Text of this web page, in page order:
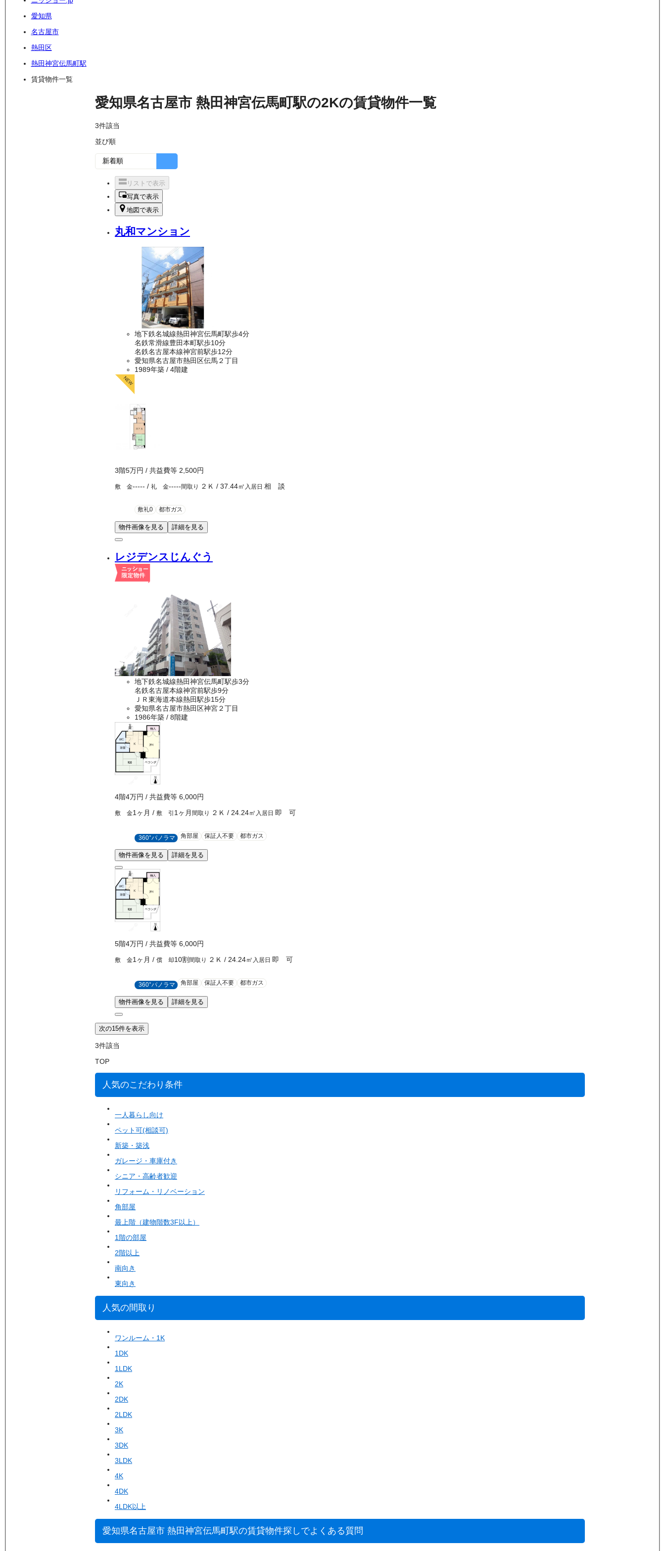
愛知県
名古屋市
熱田区
熱田神宮伝馬町駅
賃貸物件一覧
愛知県名古屋市 熱田神宮伝馬町駅の2Kの賃貸物件一覧
3件該当
並び順
リストで表示
写真で表示
地図で表示
丸和マンション
地下鉄名城線熱田神宮伝馬町駅歩4分
名鉄常滑線豊田本町駅歩10分
名鉄名古屋本線神宮前駅歩12分
愛知県名古屋市熱田区伝馬２丁目
1989年築 / 4階建
3階5万円 / 共益費等 2,500円
敷 金----- / 礼 金-----間取り ２Ｋ / 37.44㎡ 入居日 相 談
敷礼0 都市ガス
物件画像を見る 詳細を見る
レジデンスじんぐう
地下鉄名城線熱田神宮伝馬町駅歩3分
名鉄名古屋本線神宮前駅歩9分
ＪＲ東海道本線熱田駅歩15分
愛知県名古屋市熱田区神宮２丁目
1986年築 / 8階建
4階4万円 / 共益費等 6,000円
敷 金1ヶ月 / 敷 引 1ヶ月 間取り ２Ｋ / 24.24㎡ 入居日 即 可
360°パノラマ 角部屋 保証人不要 都市ガス
物件画像を見る 詳細を見る
5階4万円 / 共益費等 6,000円
敷 金1ヶ月 / 償 却10割 間取り ２Ｋ / 24.24㎡ 入居日 即 可
360°パノラマ 角部屋 保証人不要 都市ガス
物件画像を見る 詳細を見る
次の15件を表示
3件該当
TOP
人気のこだわり条件
一人暮らし向け
ペット可(相談可)
新築・築浅
ガレージ・車庫付き
シニア・高齢者歓迎
リフォーム・リノベーション
角部屋
最上階（建物階数3F以上）
1階の部屋
2階以上
南向き
東向き
人気の間取り
ワンルーム・1K
1DK
1LDK
2K
2DK
2LDK
3K
3DK
3LDK
4K
4DK
4LDK以上
愛知県名古屋市 熱田神宮伝馬町駅の賃貸物件探しでよくある質問